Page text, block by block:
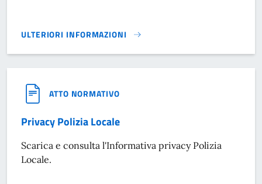
ULTERIORI INFORMAZIONI
REGOLAMENTI POLIZIA}
ATTO NORMATIVO
Privacy Polizia Locale
Scarica e consulta l'Informativa privacy Polizia
Locale.